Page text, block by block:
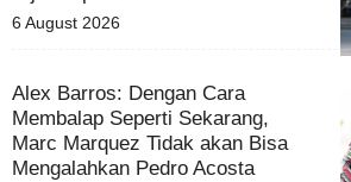
6 August 2026
Alex Barros: Dengan Cara
Membalap Seperti Sekarang,
Marc Marquez Tidak akan Bisa
Mengalahkan Pedro Acosta